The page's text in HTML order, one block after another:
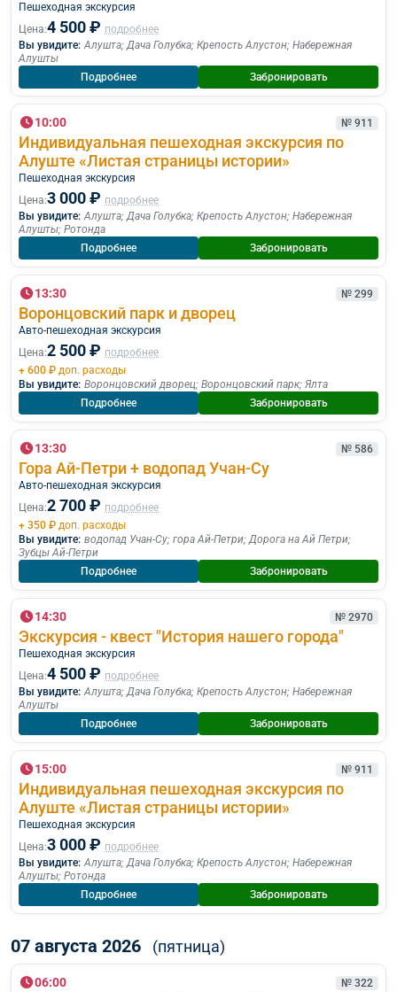
Пешеходная экскурcия
Цена:4 500 ₽ подробнее
Вы увидите: Алушта;Дача Голубка; Крепость Алустон; Набережная
Алушты
Подробнее
Забронировать
10:00 № 911
Индивидуальная пешеходная экскурсия по
Алуште «Листая страницы истории»
Пешеходная экскурcия
Цена:3 000 ₽ подробнее
Вы увидите: Алушта;Дача Голубка; Крепость Алустон; Набережная
Алушты; Ротонда
Подробнее
Забронировать
13:30 № 299
Воронцовский парк и дворец
Авто-пешеходная экскурсия
Цена:2 500 ₽ подробнее
+ 600 ₽ доп. расходы
Вы увидите: Воронцовский дворец; Воронцовский парк; Ялта
Подробнее
Забронировать
13:30 № 586
Гора Ай-Петри + водопад Учан-Су
Авто-пешеходная экскурсия
Цена:2 700 ₽ подробнее
+ 350 ₽ доп. расходы
Вы увидите: водопад Учан-Су; гора Ай-Петри;Дорога на Ай Петри;
Зубцы Ай-Петри
Подробнее
Забронировать
14:30 № 2970
Экскурсия - квест "История нашего города"
Пешеходная экскурcия
Цена:4 500 ₽ подробнее
Вы увидите: Алушта;Дача Голубка; Крепость Алустон; Набережная
Алушты
Подробнее
Забронировать
15:00 № 911
Индивидуальная пешеходная экскурсия по
Алуште «Листая страницы истории»
Пешеходная экскурcия
Цена:3 000 ₽ подробнее
Вы увидите: Алушта;Дача Голубка; Крепость Алустон; Набережная
Алушты; Ротонда
Подробнее
Забронировать
07 августа 2026 (пятница)
06:00 № 322